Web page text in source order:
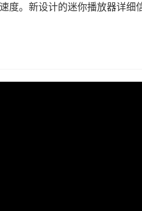
度。新设计的迷你播放器详细